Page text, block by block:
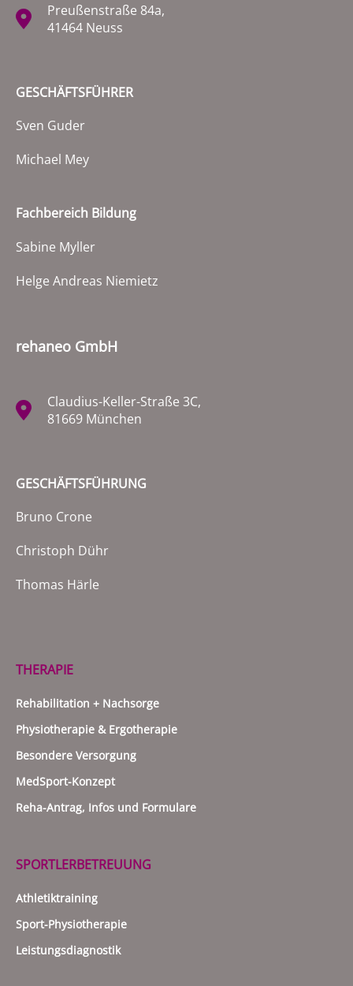
Preußenstraße 84a,
41464 Neuss
GESCHÄFTSFÜHRER
Sven Guder
Michael Mey
Fachbereich Bildung
Sabine Myller
Helge Andreas Niemietz
rehaneo GmbH
Claudius-Keller-Straße 3C,
81669 München
GESCHÄFTSFÜHRUNG
Bruno Crone
Christoph Dühr
Thomas Härle
THERAPIE
Rehabilitation + Nachsorge
Physiotherapie & Ergotherapie
Besondere Versorgung
MedSport-Konzept
Reha-Antrag, Infos und Formulare
SPORTLERBETREUUNG
Athletiktraining
Sport-Physiotherapie
Leistungsdiagnostik